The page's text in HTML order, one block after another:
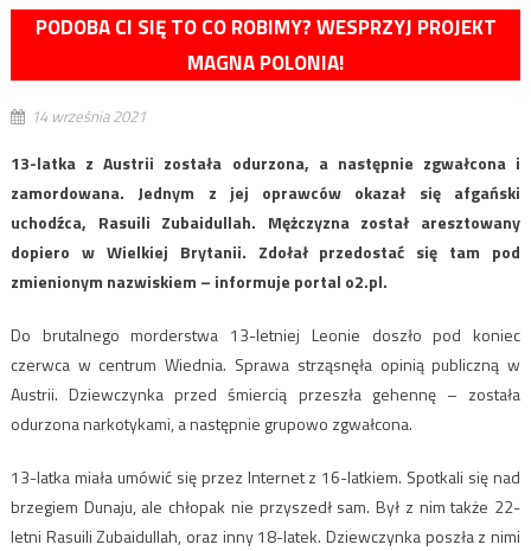
PODOBA CI SIĘ TO CO ROBIMY? WESPRZYJ PROJEKT
MAGNA POLONIA!
14 września 2021
13-latka z Austrii została odurzona, a następnie zgwałcona i
zamordowana. Jednym z jej oprawców okazał się afgański
uchodźca, Rasuili Zubaidullah. Mężczyzna został aresztowany
dopiero w Wielkiej Brytanii. Zdołał przedostać się tam pod
zmienionym nazwiskiem – informuje portal o2.pl.
Do brutalnego morderstwa 13-letniej Leonie doszło pod koniec
czerwca w centrum Wiednia. Sprawa strząsnęła opinią publiczną w
Austrii. Dziewczynka przed śmiercią przeszła gehennę – została
odurzona narkotykami, a następnie grupowo zgwałcona.
13-latka miała umówić się przez Internet z 16-latkiem. Spotkali się nad
brzegiem Dunaju, ale chłopak nie przyszedł sam. Był z nim także 22-
letni Rasuili Zubaidullah, oraz inny 18-latek. Dziewczynka poszła z nimi